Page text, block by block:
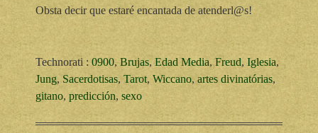
Obsta decir que estaré encantada de atenderl@s!
Technorati : 0900,Brujas, Edad Media,Freud, Iglesia,
Jung, Sacerdotisas, Tarot, Wiccano, artes divinatórias,
gitano, predicción, sexo